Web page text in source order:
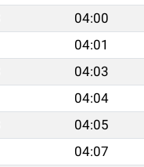
04:00
04:01
04:03
04:04
04:05
04:07